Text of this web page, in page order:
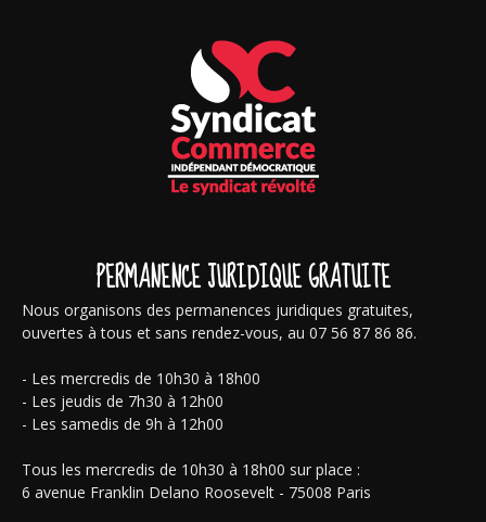
PERMANENCE JURIDIQUE GRATUITE
Nous organisons des permanences juridiques gratuites,
ouvertes à tous et sans rendez-vous, au 07 56 87 86 86.
- Les mercredis de 10h30 à 18h00
- Les jeudis de 7h30 à 12h00
- Les samedis de 9h à 12h00
Tous les mercredis de 10h30 à 18h00 sur place :
6 avenue Franklin Delano Roosevelt - 75008 Paris